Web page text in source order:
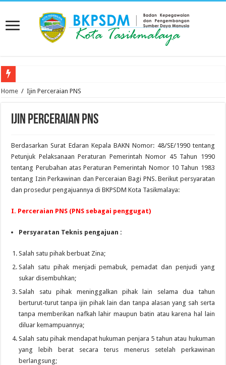
Pengumuman Alokasi Kebutuhan Pegawai Pemerintah dengan Perjanjian
Home / Ijin Perceraian PNS
Ijin Perceraian PNS
Berdasarkan Surat Edaran Kepala BAKN Nomor: 48/SE/1990 tentang
Petunjuk Pelaksanaan Peraturan Pemerintah Nomor 45 Tahun 1990
tentang Perubahan atas Peraturan Pemerintah Nomor 10 Tahun 1983
tentang Izin Perkawinan dan Perceraian Bagi PNS. Berikut persyaratan
dan prosedur pengajuannya di BKPSDM Kota Tasikmalaya:
I. Perceraian PNS (PNS sebagai penggugat)
Persyaratan Teknis pengajuan :
Salah satu pihak berbuat Zina;
Salah satu pihak menjadi pemabuk, pemadat dan penjudi yang
sukar disembuhkan;
Salah satu pihak meninggalkan pihak lain selama dua tahun
berturut-turut tanpa ijin pihak lain dan tanpa alasan yang sah serta
tanpa memberikan nafkah lahir maupun batin atau karena hal lain
diluar kemampuannya;
Salah satu pihak mendapat hukuman penjara 5 tahun atau hukuman
yang lebih berat secara terus menerus setelah perkawinan
berlangsung;